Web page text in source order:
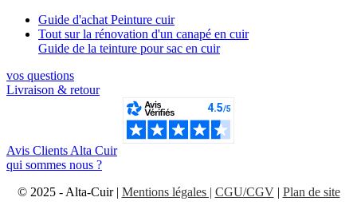
Guide d'achat Peinture cuir
Tout sur la rénovation d'un canapé en cuir
Guide de la teinture pour sac en cuir
vos questions​
Livraison & retour
Avis Clients Alta Cuir
qui sommes nous ?
© 2025 - Alta-Cuir | Mentions légales | CGU/CGV| Plan de site